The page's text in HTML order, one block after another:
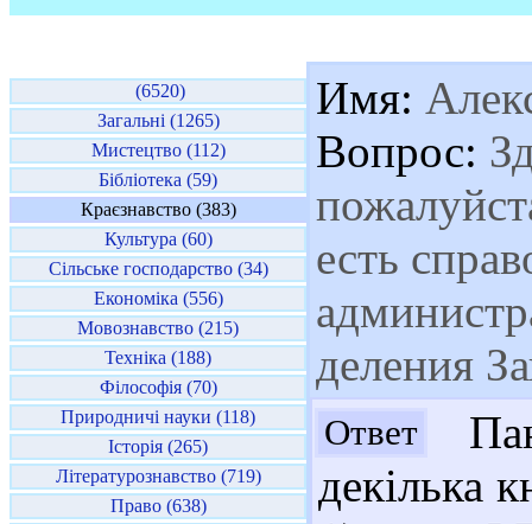
(6520)
Загальні (1265)
Мистецтво (112)
Бібліотека (59)
Краєзнавство (383)
Культура (60)
Сільське господарство (34)
Економіка (556)
Мовознавство (215)
Техніка (188)
Філософія (70)
Природничі науки (118)
Історія (265)
Літературознавство (719)
Право (638)
Имя:
Вопрос:
есть
деления
Ответ
декілька